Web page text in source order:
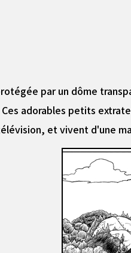
par un dôme
adorables petits
et vivent d'une